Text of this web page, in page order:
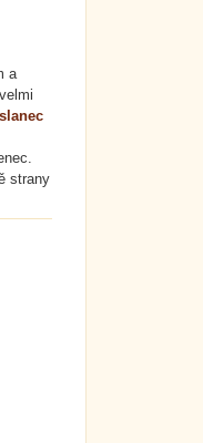
a
strany